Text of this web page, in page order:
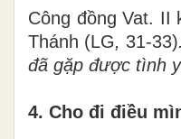
Công đồng Vat. II
Thánh (LG, 31-33).
đã gặp được tình
4. Cho đi điều